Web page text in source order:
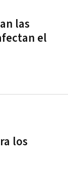
las
el
los